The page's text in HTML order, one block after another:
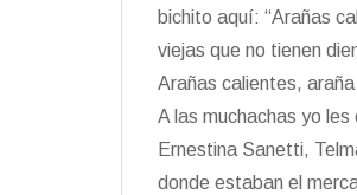
bichito aquí: “Arañas
viejas que no tienen
Arañas calientes,
A las muchachas yo
Ernestina Sanetti,
donde estaban el